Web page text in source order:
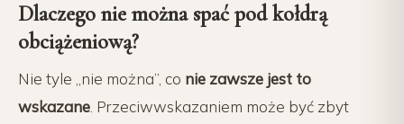
Dlaczego nie można spać pod kołdrą
obciążeniową?
Nie tyle „nie można”, co nie zawsze jest to
wskazane. Przeciwwskazaniem może być zbyt